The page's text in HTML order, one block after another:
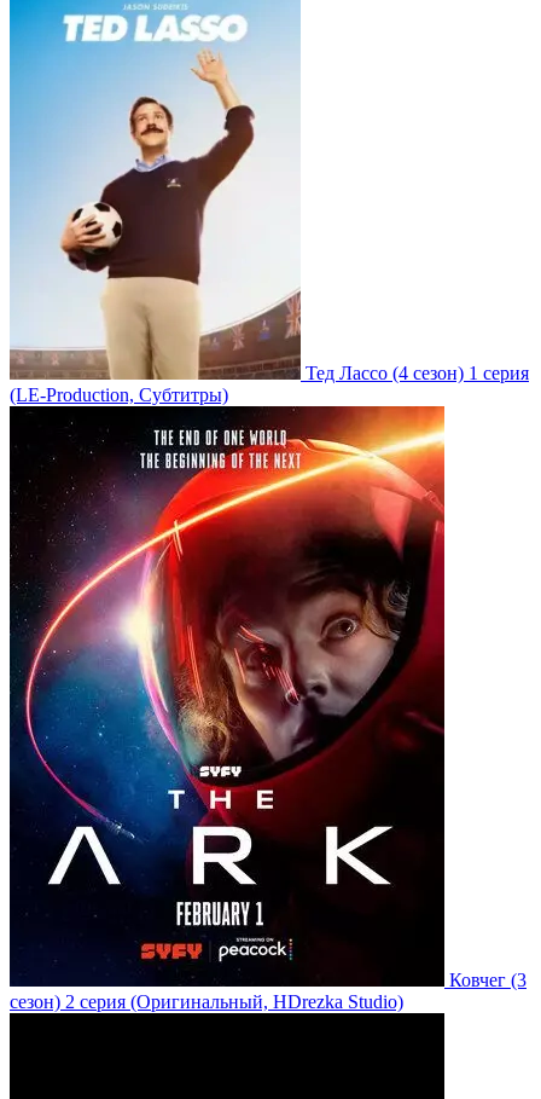
Тед Лассо (4 сезон) 1 серия
(LE-Production, Субтитры)
Ковчег (3
сезон) 2 серия (Оригинальный, HDrezka Studio)